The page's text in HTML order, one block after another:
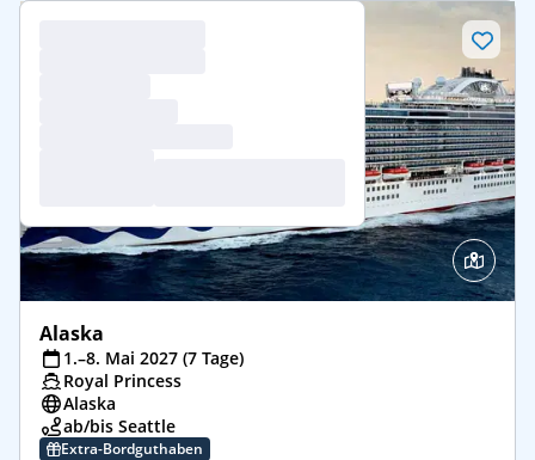
Alaska
1.–8. Mai 2027 (7 Tage)
Royal Princess
Alaska
ab/bis Seattle
Extra-Bordguthaben